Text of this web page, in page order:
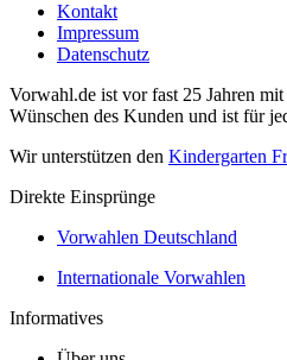
Kontakt
Impressum
Datenschutz
Vorwahl.de ist vor fast 25 Jahren
Wünschen des Kunden und ist für
Wir unterstützen den Kindergarten
Direkte Einsprünge
Vorwahlen Deutschland
Internationale Vorwahlen
Informatives